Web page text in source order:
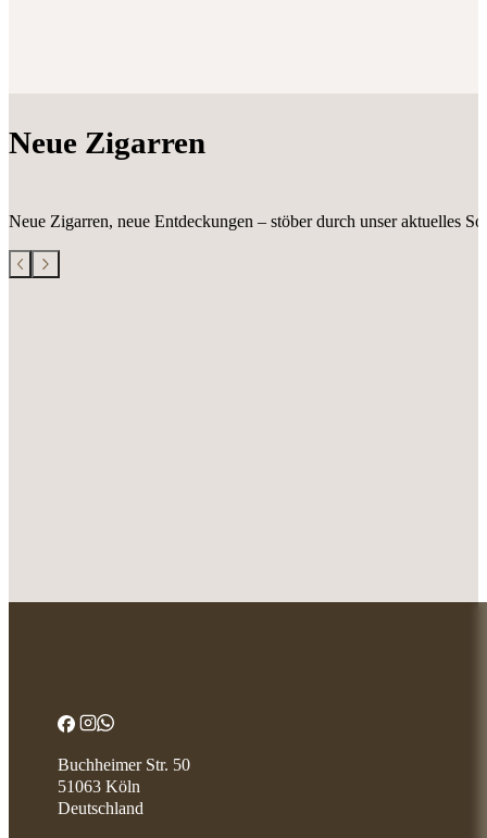
Neue Zigarren
Neue Zigarren, neue Entdeckungen – stöber durch unser aktuelles
Buchheimer Str. 50
51063 Köln
Deutschland